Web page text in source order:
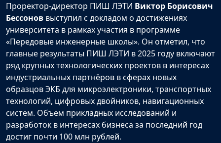
Проректор-директор ПИШ ЛЭТИ Виктор Борисович
Бессонов выступил с докладом о достижениях
университета в рамках участия в программе
«Передовые инженерные школы». Он отметил, что
главные результаты ПИШ ЛЭТИ в 2025 году включают
ряд крупных технологических проектов в интересах
индустриальных партнёров в сферах новых
образцов ЭКБ для микроэлектроники, транспортных
технологий, цифровых двойников, навигационных
систем. Объем прикладных исследований и
разработок в интересах бизнеса за последний год
достиг почти 100 млн рублей.